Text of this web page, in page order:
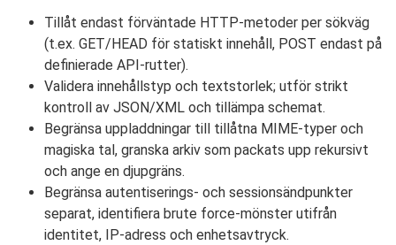
Tillåt endast förväntade HTTP-metoder per sökväg
(t.ex. GET/HEAD för statiskt innehåll, POST endast på
definierade API-rutter).
Validera innehållstyp och textstorlek; utför strikt
kontroll av JSON/XML och tillämpa schemat.
Begränsa uppladdningar till tillåtna MIME-typer och
magiska tal, granska arkiv som packats upp rekursivt
och ange en djupgräns.
Begränsa autentiserings- och sessionsändpunkter
separat, identifiera brute force-mönster utifrån
identitet, IP-adress och enhetsavtryck.